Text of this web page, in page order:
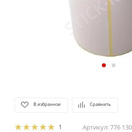
В избранное Сравнить
1 Артикул:776 130